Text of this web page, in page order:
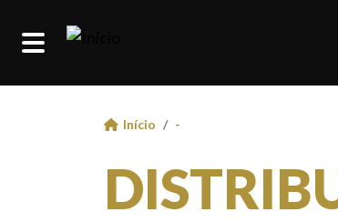
Início -